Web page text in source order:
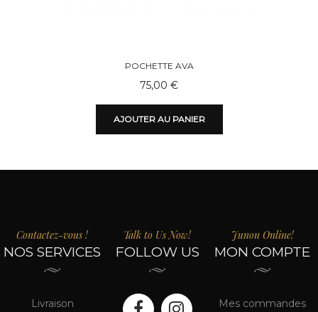
POCHETTE AVA
75,00 €
AJOUTER AU PANIER
Contactez-vous !
NOS SERVICES
Livraison
Talk to Us Now!
FOLLOW US
Junon Online!
MON COMPTE
Mes commandes